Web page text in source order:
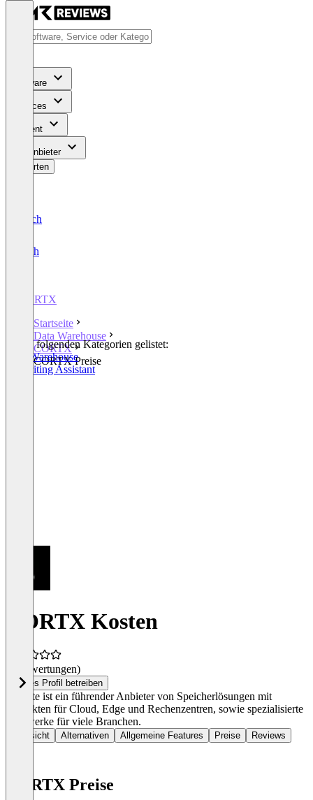
Software
Services
Content
Für Anbieter
Bewerten
Deutsch
English
CORTX
Startseite
Data Warehouse
CORTX
CORTX Preise
In den folgenden Kategorien gelistet:
Data Warehouse
AI Writing Assistant
CORTX Kosten
(0 Bewertungen)
Dieses Profil betreiben
Seagate ist ein führender Anbieter von Speicherlösungen mit
Produkten für Cloud, Edge und Rechenzentren, sowie spezialisierte
Laufwerke für viele Branchen.
Übersicht Alternativen Allgemeine Features Preise Reviews
CORTX Preise